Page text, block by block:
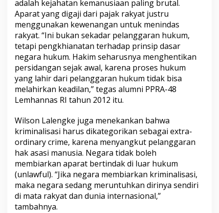
adalah kejahatan kemanusiaan paling brutal.
Aparat yang digaji dari pajak rakyat justru
menggunakan kewenangan untuk menindas
rakyat. “Ini bukan sekadar pelanggaran hukum,
tetapi pengkhianatan terhadap prinsip dasar
negara hukum. Hakim seharusnya menghentikan
persidangan sejak awal, karena proses hukum
yang lahir dari pelanggaran hukum tidak bisa
melahirkan keadilan,” tegas alumni PPRA-48
Lemhannas RI tahun 2012 itu.
Wilson Lalengke juga menekankan bahwa
kriminalisasi harus dikategorikan sebagai extra-
ordinary crime, karena menyangkut pelanggaran
hak asasi manusia. Negara tidak boleh
membiarkan aparat bertindak di luar hukum
(unlawful). “Jika negara membiarkan kriminalisasi,
maka negara sedang meruntuhkan dirinya sendiri
di mata rakyat dan dunia internasional,”
tambahnya.